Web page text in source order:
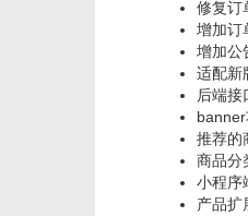
修复订
增加订
增加公
适配新
后端接
推荐的
商品分
小程序
产品扩